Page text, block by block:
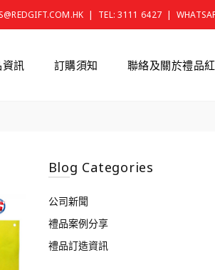
| TEL: 3111 6427 |
訊 訂購須知 聯絡及關於禮品紅
Blog Categories
公司新聞
禮品案例分享
禮品訂造資訊